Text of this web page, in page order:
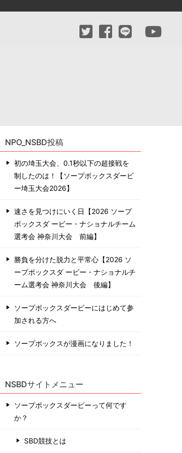
NPO_NSBD投稿
初の埼玉大会、0.1秒以下の超接戦を
制したのは！【ソープボックスダービ
ー埼玉大会2026】
速さを見つけにいく日【2026 ソープ
ボックスダ ービー・ナショナルチーム
選考会 神奈川⼤会 前編】
勝負を分けた脱力と平常心【2026 ソ
ープボックスダ ービー・ナショナルチ
ーム選考会 神奈川⼤会 後編】
ソープボックスダービーにはじめて参
加される方へ
ソープボックスが漫画になりました！
NSBDサイトメニュー
ソープボックスダービーって何です
か？
SBD競技とは